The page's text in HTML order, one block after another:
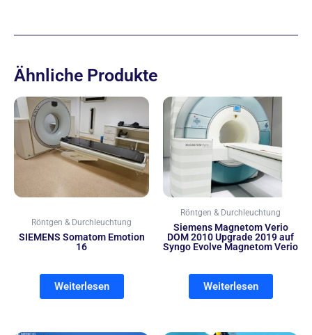
Ähnliche Produkte
Röntgen & Durchleuchtung
SIEMENS Somatom Emotion
16
Weiterlesen
Röntgen & Durchleuchtung
Siemens Magnetom Verio
DOM 2010 Upgrade 2019 auf
Syngo Evolve Magnetom Verio
Weiterlesen